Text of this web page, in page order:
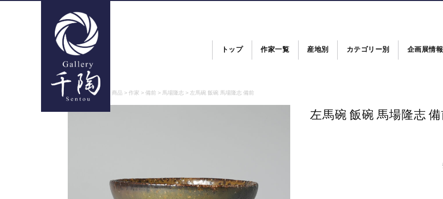
トップ 作家一覧 産地別 カテゴリー別 企画展情報
ギャラリー千陶 商品 > 作家 > 備前 > 馬場隆志 > 左馬碗 飯碗 馬場隆志 備前
左馬碗 飯碗 馬場隆志